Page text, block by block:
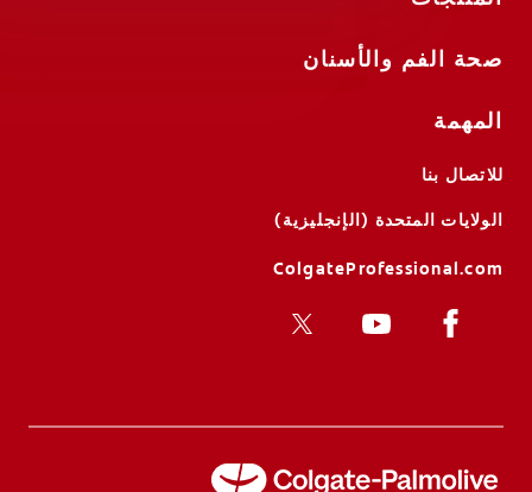
صحة الفم والأسنان
المهمة
للاتصال بنا
الولايات المتحدة (الإنجليزية)
ColgateProfessional.com